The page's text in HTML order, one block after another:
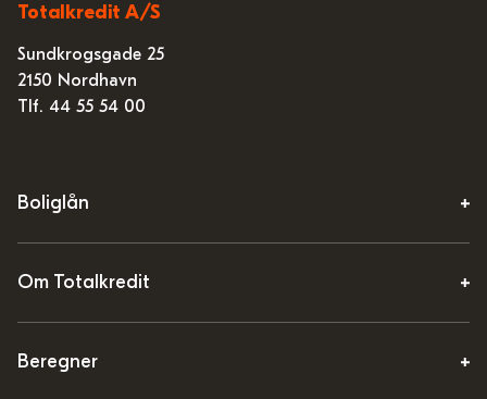
Totalkredit A/S
Sundkrogsgade 25
2150 Nordhavn
Tlf. 44 55 54 00
Boliglån
Om Totalkredit
Beregner